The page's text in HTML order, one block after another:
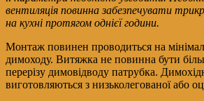
вентиляція повинна забезпечувати
на кухні протягом однієї години.
Монтаж повинен проводиться на
димоходу. Витяжка не повинна бути
перерізу димовідводу патрубка.
виготовляються з низьколегованої або